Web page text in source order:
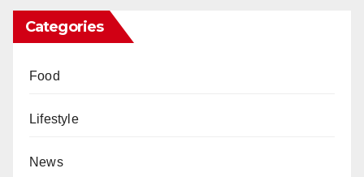
Categories
Food
Lifestyle
News